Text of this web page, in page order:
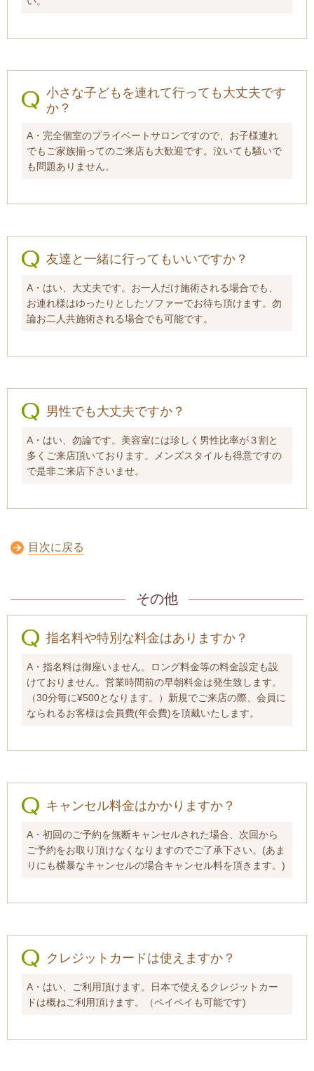
小さな子どもを連れて行っても大丈夫です
か？
A・完全個室のプライベートサロンですので、お子様連れ
でもご家族揃ってのご来店も大歓迎です。泣いても騒いで
も問題ありません。
友達と一緒に行ってもいいですか？
A・はい、大丈夫です。お一人だけ施術される場合でも、
お連れ様はゆったりとしたソファーでお待ち頂けます。勿
論お二人共施術される場合でも可能です。
男性でも大丈夫ですか？
A・はい、勿論です。美容室には珍しく男性比率が３割と
多くご来店頂いております。メンズスタイルも得意ですの
で是非ご来店下さいませ。
目次に戻る
その他
指名料や特別な料金はありますか？
A・指名料は御座いません。ロング料金等の料金設定も設
けておりません。営業時間前の早朝料金は発生致します。
（30分毎に¥500となります。）新規でご来店の際、会員に
なられるお客様は会員費(年会費)を頂戴いたします。
キャンセル料金はかかりますか？
A・初回のご予約を無断キャンセルされた場合、次回から
ご予約をお取り頂けなくなりますのでご了承下さい。(あま
りにも横暴なキャンセルの場合キャンセル料を頂きます。)
クレジットカードは使えますか？
A・はい、ご利用頂けます。日本で使えるクレジットカー
ドは概ねご利用頂けます。（ペイペイも可能です)